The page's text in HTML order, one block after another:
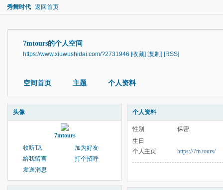
秀舞时代 返回首页
7mtours的个人空间
https://www.xiuwushidai.com/?2731946 [收藏] [复制] [RSS]
空间首页 主题 个人资料
头像
7mtours
收听TA
加为好友
给我留言
打个招呼
发送消息
个人资料
性别
保密
生日
个人主页
https://7m.tours/